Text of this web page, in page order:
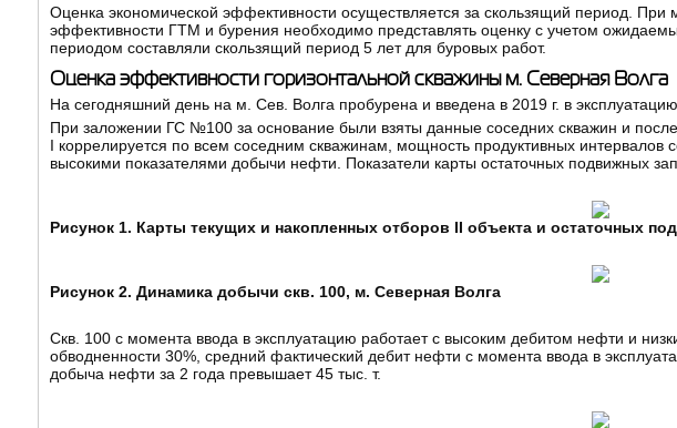
Оценка экономической эффективности осуществляется за скользящий период. При
эффективности ГТМ и бурения необходимо представлять оценку с учетом
периодом составляли скользящий период 5 лет для буровых работ.
Оценка эффективности горизонтальной скважины м. Северная Волга
На сегодняшний день на м. Сев. Волга пробурена и введена в 2019 г. в
При заложении ГС №100 за основание были взяты данные соседних скважин и
I коррелируется по всем соседним скважинам, мощность продуктивных интервалов
высокими показателями добычи нефти. Показатели карты остаточных подвижных
Рисунок 1. Карты текущих и накопленных отборов II объекта и остаточных
Рисунок 2. Динамика добычи скв. 100, м. Северная Волга
Скв. 100 с момента ввода в эксплуатацию работает с высоким дебитом нефти и
обводненности 30%, средний фактический дебит нефти с момента ввода в
добыча нефти за 2 года превышает 45 тыс. т.